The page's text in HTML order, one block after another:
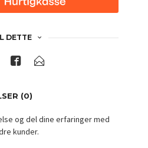
DETTE
(0)
og del dine erfaringer med
kunder.